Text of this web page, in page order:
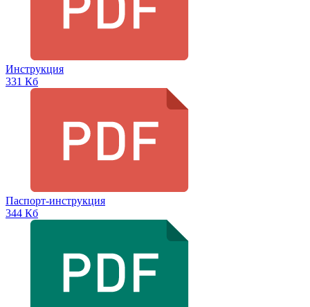
Инструкция
331 Кб
Паспорт-инструкция
344 Кб